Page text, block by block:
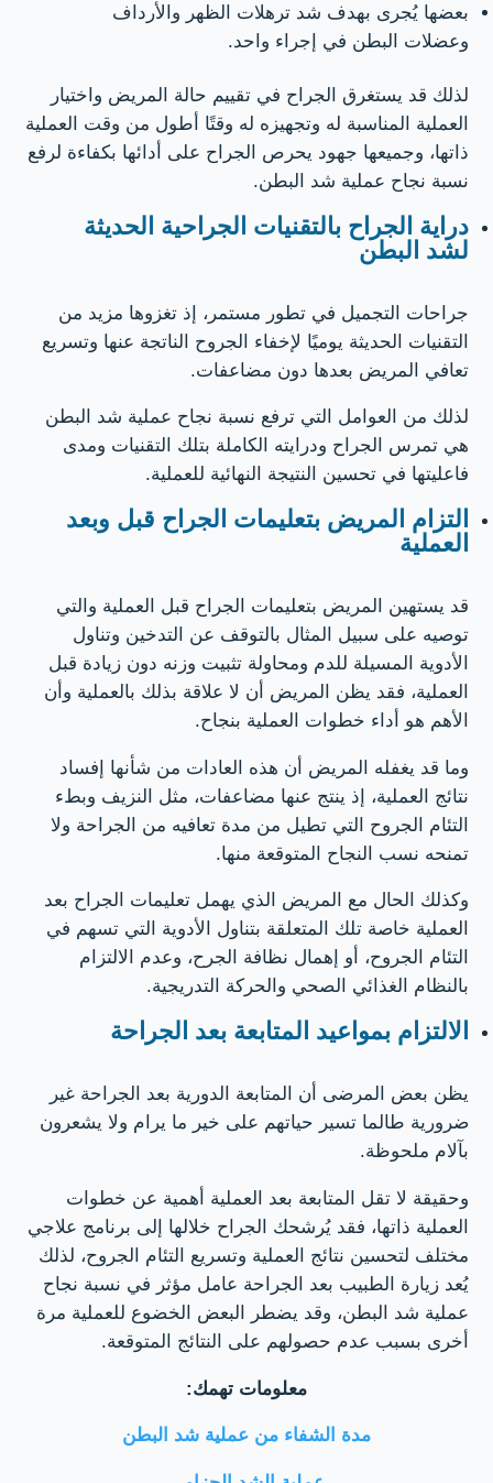
بعضها يُجرى بهدف شد ترهلات الظهر والأرداف
وعضلات البطن في إجراء واحد.
لذلك قد يستغرق الجراح في تقييم حالة المريض واختيار
العملية المناسبة له وتجهيزه له وقتًا أطول من وقت العملية
ذاتها، وجميعها جهود يحرص الجراح على أدائها بكفاءة لرفع
نسبة نجاح عملية شد البطن.
دراية الجراح بالتقنيات الجراحية الحديثة
لشد البطن
جراحات التجميل في تطور مستمر، إذ تغزوها مزيد من
التقنيات الحديثة يوميًا لإخفاء الجروح الناتجة عنها وتسريع
تعافي المريض بعدها دون مضاعفات.
لذلك من العوامل التي ترفع نسبة نجاح عملية شد البطن
هي تمرس الجراح ودرايته الكاملة بتلك التقنيات ومدى
فاعليتها في تحسين النتيجة النهائية للعملية.
التزام المريض بتعليمات الجراح قبل وبعد
العملية
قد يستهين المريض بتعليمات الجراح قبل العملية والتي
توصيه على سبيل المثال بالتوقف عن التدخين وتناول
الأدوية المسيلة للدم ومحاولة تثبيت وزنه دون زيادة قبل
العملية، فقد يظن المريض أن لا علاقة بذلك بالعملية وأن
الأهم هو أداء خطوات العملية بنجاح.
وما قد يغفله المريض أن هذه العادات من شأنها إفساد
نتائج العملية، إذ ينتج عنها مضاعفات، مثل النزيف وبطء
التئام الجروح التي تطيل من مدة تعافيه من الجراحة ولا
تمنحه نسب النجاح المتوقعة منها.
وكذلك الحال مع المريض الذي يهمل تعليمات الجراح بعد
العملية خاصة تلك المتعلقة بتناول الأدوية التي تسهم في
التئام الجروح، أو إهمال نظافة الجرح، وعدم الالتزام
بالنظام الغذائي الصحي والحركة التدريجية.
الالتزام بمواعيد المتابعة بعد الجراحة
يظن بعض المرضى أن المتابعة الدورية بعد الجراحة غير
ضرورية طالما تسير حياتهم على خير ما يرام ولا يشعرون
بآلام ملحوظة.
وحقيقة لا تقل المتابعة بعد العملية أهمية عن خطوات
العملية ذاتها، فقد يُرشحك الجراح خلالها إلى برنامج علاجي
مختلف لتحسين نتائج العملية وتسريع التئام الجروح، لذلك
يُعد زيارة الطبيب بعد الجراحة عامل مؤثر في نسبة نجاح
عملية شد البطن، وقد يضطر البعض الخضوع للعملية مرة
أخرى بسبب عدم حصولهم على النتائج المتوقعة.
معلومات تهمك:
مدة الشفاء من عملية شد البطن